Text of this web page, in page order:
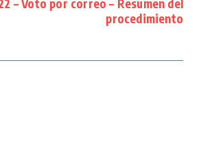
– Voto por correo – Resumen del
procedimiento